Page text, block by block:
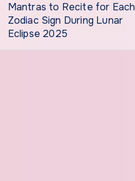
Mantras to Recite for Each
Zodiac Sign During Lunar
Eclipse 2025